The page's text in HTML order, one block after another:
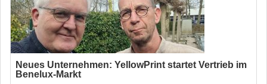
Neues Unternehmen: YellowPrint startet Vertrieb im
Benelux-Markt